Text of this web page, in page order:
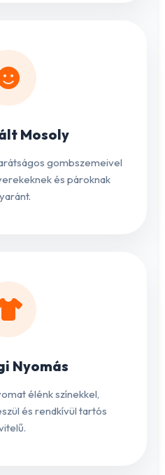
Mosoly
gombszemeivel
és pároknak
Nyomás
élénk színekkel,
és rendkívül tartós